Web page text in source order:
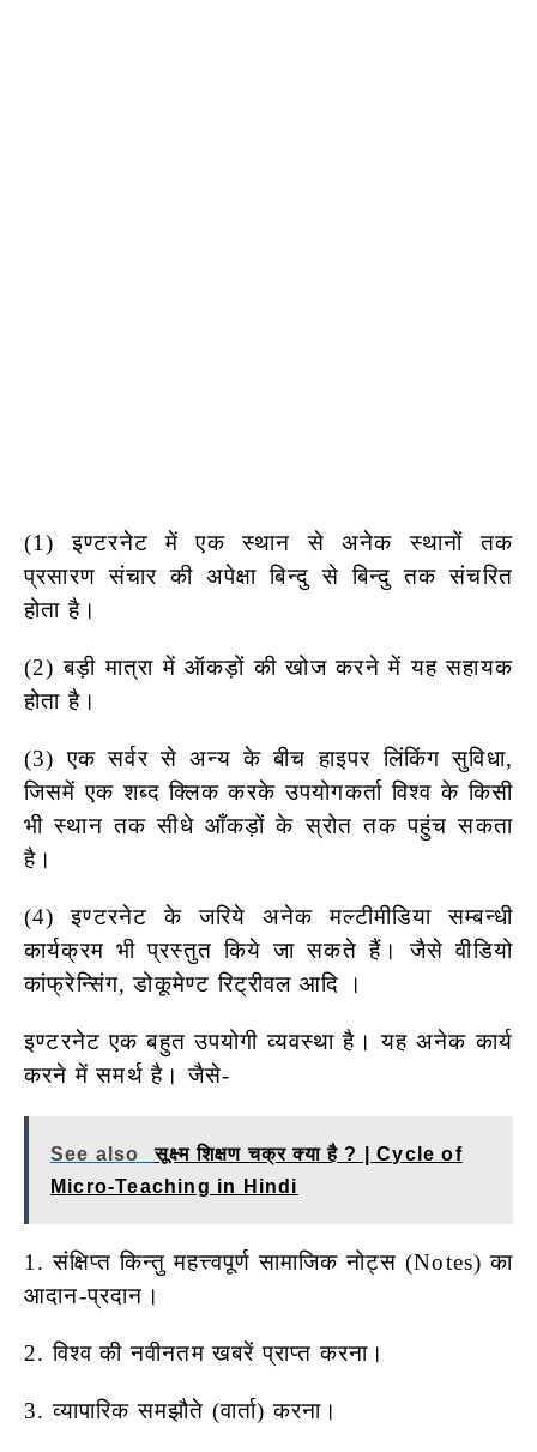
(1) इण्टरनेट में एक स्थान से अनेक स्थानों तक
प्रसारण संचार की अपेक्षा बिन्दु से बिन्दु तक संचरित
होता है।
(2) बड़ी मात्रा में ऑकड़ों की खोज करने में यह सहायक
होता है।
(3) एक सर्वर से अन्य के बीच हाइपर लिंकिंग सुविधा,
जिसमें एक शब्द क्लिक करकेउपयोगकर्ता विश्व के किसी
भी स्थान तक सीधे आँकड़ों के स्रोत तक पहुंच सकता
है।
(4) इण्टरनेट के जरिये अनेक मल्टीमीडिया सम्बन्धी
कार्यक्रम भी प्रस्तुत किये जा सकते हैं। जैसे वीडियो
कांफ्रेन्सिंग, डोकूमेण्ट रिट्रीवल आदि ।
इण्टरनेट एक बहुत उपयोगी व्यवस्था है। यह अनेक कार्य
करने में समर्थ है। जैसे-
See also
सूक्ष्म शिक्षण चक्र क्या है ? | Cycle of
Micro-Teaching in Hindi
1. संक्षिप्त किन्तु महत्त्वपूर्ण सामाजिक नोट्स (Notes) का
आदान-प्रदान।
2. विश्व की नवीनतम खबरें प्राप्त करना।
3. व्यापारिक समझौते (वार्ता) करना।